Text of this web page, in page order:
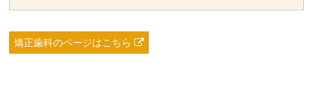
矯正歯科のページはこちら